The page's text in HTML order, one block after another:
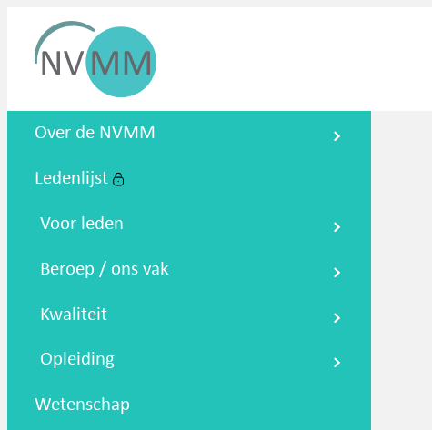
Nederlandse Vereniging voor
Over de NVMM
Ledenlijst
Voor leden
Beroep / ons vak
Kwaliteit
Opleiding
Wetenschap